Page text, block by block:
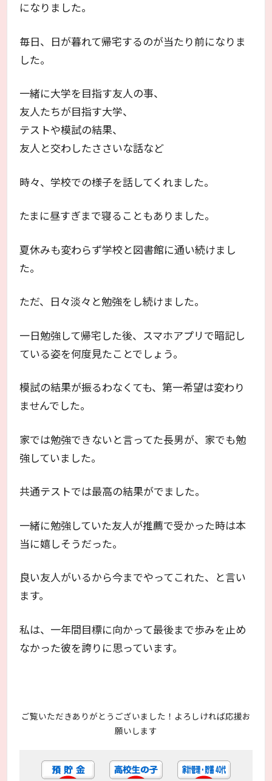
になりました。
毎日、日が暮れて帰宅するのが当たり前になりま
した。
一緒に大学を目指す友人の事、
友人たちが目指す大学、
テストや模試の結果、
友人と交わしたささいな話など
時々、学校での様子を話してくれました。
たまに昼すぎまで寝ることもありました。
夏休みも変わらず学校と図書館に通い続けまし
た。
ただ、日々淡々と勉強をし続けました。
一日勉強して帰宅した後、スマホアプリで暗記し
ている姿を何度見たことでしょう。
模試の結果が振るわなくても、第一希望は変わり
ませんでした。
家では勉強できないと言ってた長男が、家でも勉
強していました。
共通テストでは最高の結果がでました。
一緒に勉強していた友人が推薦で受かった時は本
当に嬉しそうだった。
良い友人がいるから今までやってこれた、と言い
ます。
私は、一年間目標に向かって最後まで歩みを止め
なかった彼を誇りに思っています。
ご覧いただきありがとうございました！よろしければ応援お
願いします